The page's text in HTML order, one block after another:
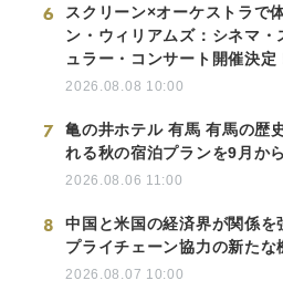
6
スクリーン×オーケストラで
ン・ウィリアムズ：シネマ・
ュラー・コンサート開催決定
2026.08.08 10:00
7
亀の井ホテル 有馬 有馬の歴
れる秋の宿泊プランを9月か
2026.08.06 11:00
8
中国と米国の経済界が関係を
プライチェーン協力の新たな
2026.08.07 10:00